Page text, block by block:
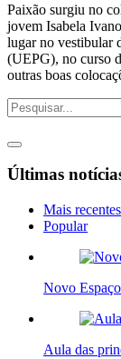
Paixão surgiu no
jovem Isabela
lugar no vestibular
(UEPG), no curso
outras boas
Últimas
Mais recentes
Popular
Novo
Aula das